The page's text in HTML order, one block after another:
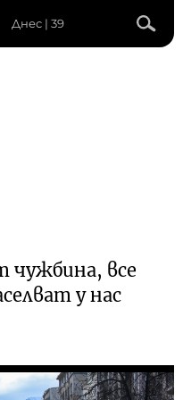
Днес | 39
чужбина, все
у нас